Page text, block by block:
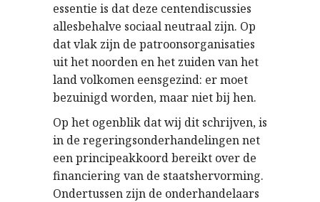
essentie is dat deze centendiscussies
allesbehalve sociaal neutraal zijn. Op
dat vlak zijn de patroonsorganisaties
uit het noorden en het zuiden van het
land volkomen eensgezind: er moet
bezuinigd worden, maar niet bij hen.
Op het ogenblik dat wij dit schrijven, is
in de regeringsonderhandelingen net
een principeakkoord bereikt over de
financiering van de staatshervorming.
Ondertussen zijn de onderhandelaars